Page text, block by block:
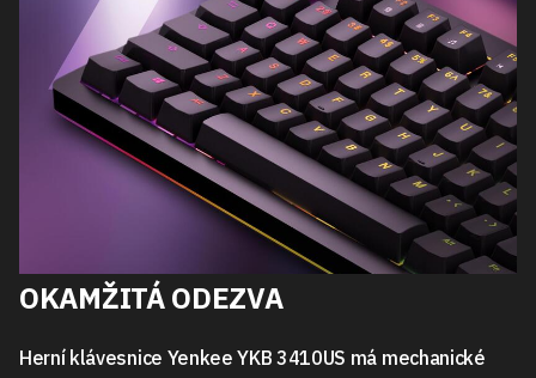
OKAMŽITÁ ODEZVA
Herní klávesnice Yenkee YKB 3410US má mechanické